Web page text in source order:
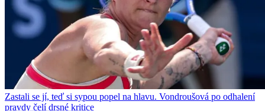
Zastali se jí, teď si sypou popel na hlavu. Vondroušová po odhalení
pravdy čelí drsné kritice